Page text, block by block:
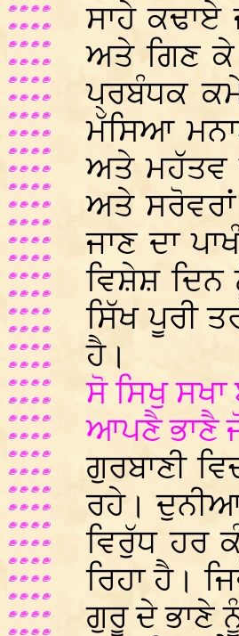
ਸਾਹੇ
ਅਤੇ ਗਿਣ ਕੇ
ਪ੍ਰਬੰਧਕ
ਮੱਸਿਆ
ਅਤੇ ਮਹੱਤਵ
ਅਤੇ
ਜਾਣ ਦਾ
ਵਿਸ਼ੇਸ਼
ਸਿੱਖ ਪੂਰੀ
ਹੈ।
ਸੋ ਸਿਖੁ
ਆਪਣੈ ਭਾਣੈ
ਗੁਰਬਾਣੀ
ਰਹੇ।
ਵਿਰੁੱਧ ਹਰ
ਰਿਹਾ ਹੈ।
ਗੁਰੂ ਦੇ ਭਾਣੇ